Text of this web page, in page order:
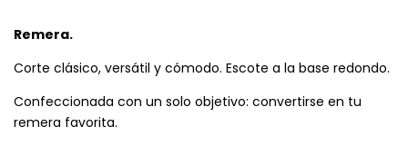
Remera.
Corte clásico, versátil y cómodo. Escote a la base redondo.
Confeccionada con un solo objetivo: convertirse en tu
remera favorita.